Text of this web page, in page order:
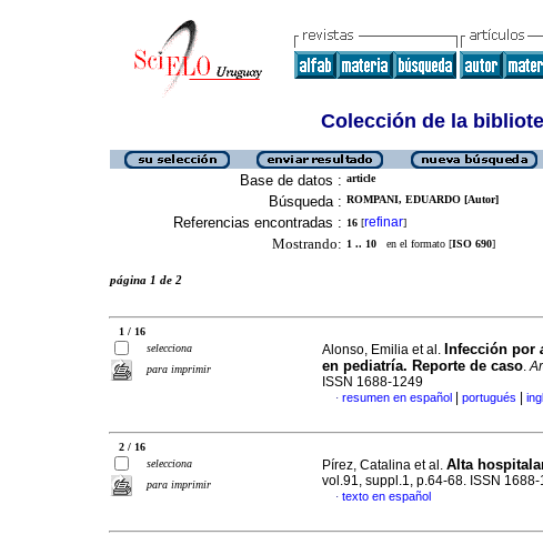
Colección de la
Base de datos : article
Búsqueda : ROMPANI, EDUARDO [Autor]
Referencias encontradas : 16 [refinar]
Mostrando: 1 .. 10 en el formato [ISO 690]
página 1 de 2
1 / 16
selecciona
para imprimir
Alonso, Emilia et al. Infección por
en pediatría. Reporte de caso.
ISSN 1688-1249
· resumen en español portugués
2 / 16
selecciona
para imprimir
Pírez, Catalina et al. Alta
vol.91, suppl.1, p.64-68. ISSN
· texto en español